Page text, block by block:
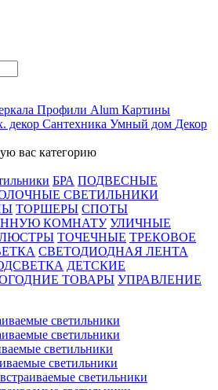
Профили Alum Картины
декор Сантехника Умный дом Декор
вас категорию
БРА ПОДВЕСНЫЕ
СВЕТИЛЬНИКИ
ТОРШЕРЫ СПОТЫ
КОМНАТУ УЛИЧНЫЕ
ТОЧЕЧНЫЕ ТРЕКОВОЕ
СВЕТОДИОДНАЯ ЛЕНТА
ДЕТСКИЕ
ТОВАРЫ УПРАВЛЕНИЕ
светильники
светильники
светильники
светильники
светильники